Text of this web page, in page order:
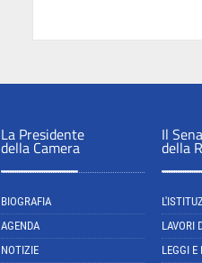
La Presidente
della Camera
BIOGRAFIA
AGENDA
NOTIZIE
Il
della
LAVORI
LEGGI E